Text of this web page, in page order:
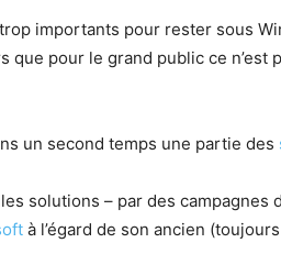
importants pour rester sous
que pour le grand public ce n’est
un second temps une partie des
solutions – par des campagnes
à l’égard de son ancien